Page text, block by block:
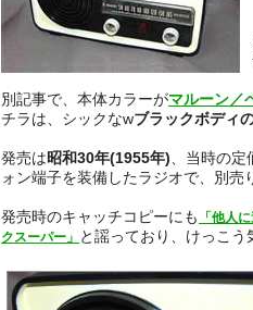
別記事で、本体カラーがマルーン／
チラは、シックなwブラックボディ
発売は昭和30年(1955年) 、当時の定
ォン端子を装備したラジオで、別
発売時のキャッチコピーにも
「他人
クスーパー」 と謡っており、けっこう